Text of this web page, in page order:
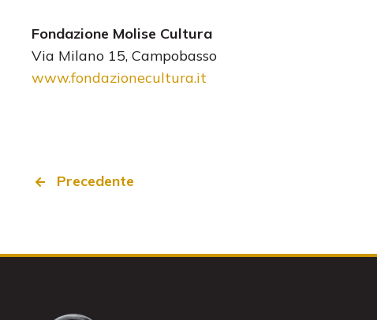
Fondazione Molise Cultura
Via Milano 15, Campobasso
www.fondazionecultura.it
Precedente